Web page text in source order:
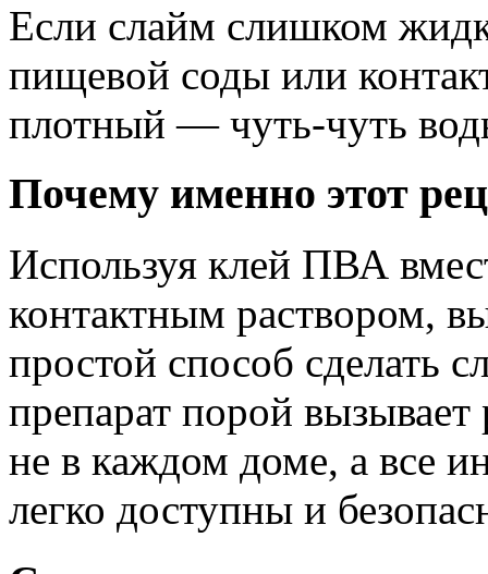
Если слайм слишком
пищевой соды или
плотный — чуть-чуть
Почему именно этот
Используя клей ПВА
контактным раствором,
простой способ сделать
препарат порой
не в каждом доме, а все
легко доступны и